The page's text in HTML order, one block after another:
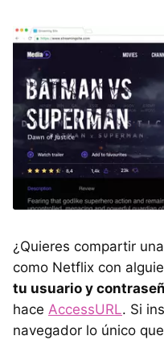
¿Quieres compartir
como Netflix con
tu usuario y
hace AccessURL. Si
navegador lo único